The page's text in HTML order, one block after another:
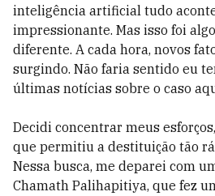
inteligência artificial tudo
impressionante. Mas isso foi
diferente. A cada hora, novos
surgindo. Não faria sentido eu
últimas notícias sobre o caso
Decidi concentrar meus
que permitiu a destituição tão
Nessa busca, me deparei com
Chamath Palihapitiya, que fez